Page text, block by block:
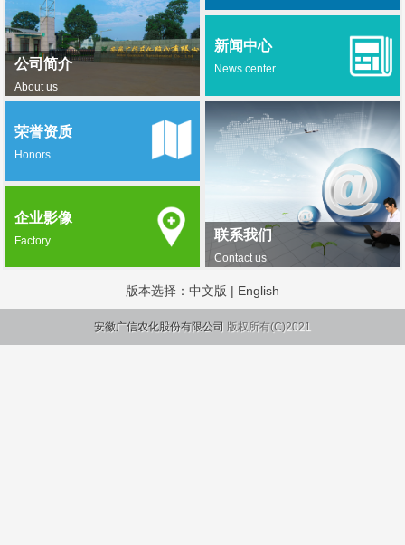
公司简介
About us
新闻中心
News center
联系我们
Contact us
荣誉资质
Honors
企业影像
Factory
版本选择： 中文版 | English
安徽广信农化股份有限公司 版权所有(C)2021